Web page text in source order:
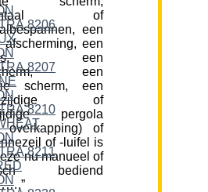
of
een
afscherming, een
een
een
scherm, een
of
pergola
overkapping) of
of -luifel is
nu manueel of
bediend